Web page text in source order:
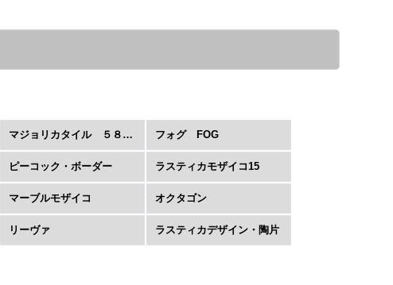
マジョリカタイル ５８角／８８角 フォグ FOG
ピーコック・ボーダー ラスティカモザイコ15
マーブルモザイコ オクタゴン
リーヴァ ラスティカデザイン・陶片